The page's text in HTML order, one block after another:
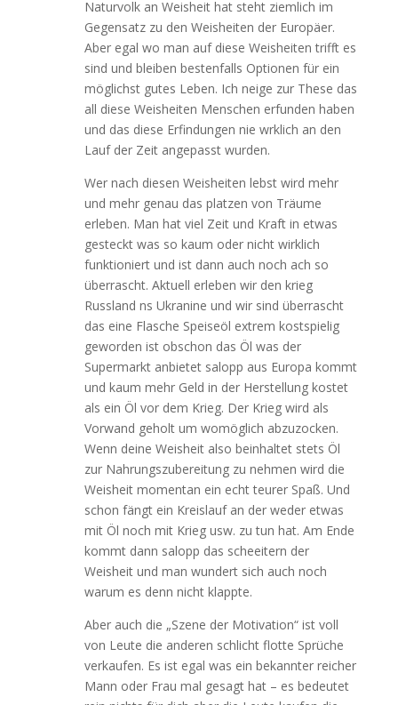
Naturvolk an Weisheit hat steht ziemlich im
Gegensatz zu den Weisheiten der Europäer.
Aber egal wo man auf diese Weisheiten trifft es
sind und bleiben bestenfalls Optionen für ein
möglichst gutes Leben. Ich neige zur These das
all diese Weisheiten Menschen erfunden haben
und das diese Erfindungen nie wrklich an den
Lauf der Zeit angepasst wurden.
Wer nach diesen Weisheiten lebst wird mehr
und mehr genau das platzen von Träume
erleben. Man hat viel Zeit und Kraft in etwas
gesteckt was so kaum oder nicht wirklich
funktioniert und ist dann auch noch ach so
überrascht. Aktuell erleben wir den krieg
Russland ns Ukranine und wir sind überrascht
das eine Flasche Speiseöl extrem kostspielig
geworden ist obschon das Öl was der
Supermarkt anbietet salopp aus Europa kommt
und kaum mehr Geld in der Herstellung kostet
als ein Öl vor dem Krieg. Der Krieg wird als
Vorwand geholt um womöglich abzuzocken.
Wenn deine Weisheit also beinhaltet stets Öl
zur Nahrungszubereitung zu nehmen wird die
Weisheit momentan ein echt teurer Spaß. Und
schon fängt ein Kreislauf an der weder etwas
mit Öl noch mit Krieg usw. zu tun hat. Am Ende
kommt dann salopp das scheeitern der
Weisheit und man wundert sich auch noch
warum es denn nicht klappte.
Aber auch die „Szene der Motivation“ ist voll
von Leute die anderen schlicht flotte Sprüche
verkaufen. Es ist egal was ein bekannter reicher
Mann oder Frau mal gesagt hat – es bedeutet